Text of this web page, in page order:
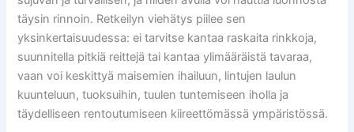
täysin rinnoin. Retkeilyn viehätys piilee sen
yksinkertaisuudessa: ei tarvitse kantaa raskaita rinkkoja,
suunnitella pitkiä reittejä tai kantaa ylimääräistä tavaraa,
vaan voi keskittyä maisemien ihailuun, lintujen laulun
kuunteluun, tuoksuihin, tuulen tuntemiseen iholla ja
täydelliseen rentoutumiseen kiireettömässä ympäristössä.